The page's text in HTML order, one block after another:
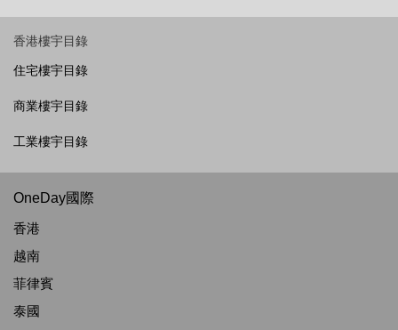
香港樓宇目錄
住宅樓宇目錄
商業樓宇目錄
工業樓宇目錄
OneDay國際
香港
越南
菲律賓
泰國